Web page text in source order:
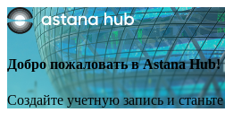
Добро пожаловать в Astana Hub!
Создайте учетную запись и